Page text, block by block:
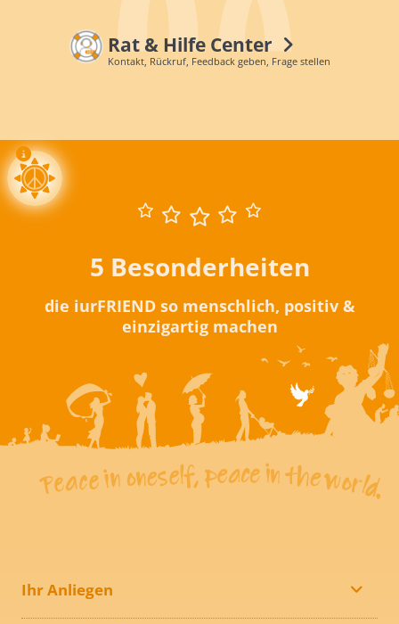
Rat & Hilfe Center
Kontakt, Rückruf, Feedback geben, Frage stellen
5 Besonderheiten
die iurFRIEND so menschlich, positiv &
einzigartig machen
Ihr Anliegen